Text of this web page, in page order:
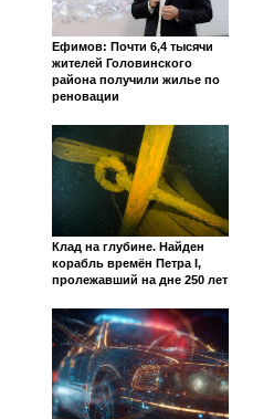
Ефимов: Почти 6,4 тысячи
жителей Головинского
района получили жилье по
реновации
Клад на глубине. Найден
корабль времён Петра I,
пролежавший на дне 250 лет